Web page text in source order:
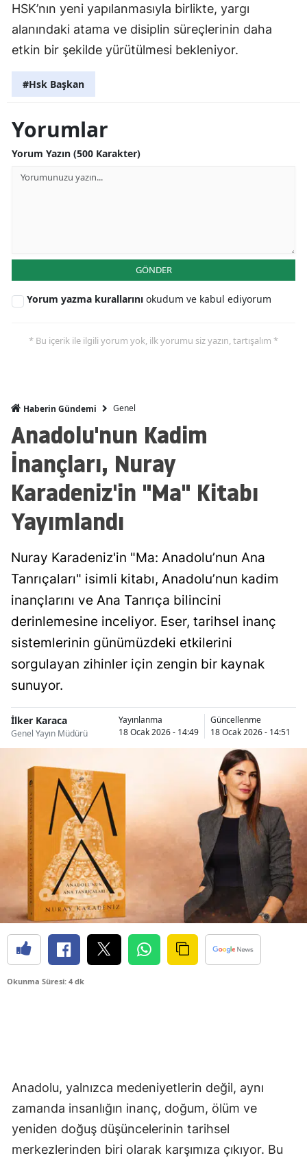
HSK’nın yeni yapılanmasıyla birlikte, yargı
alanındaki atama ve disiplin süreçlerinin daha
etkin bir şekilde yürütülmesi bekleniyor.
#Hsk Başkan
Yorumlar
Yorum Yazın (500 Karakter)
GÖNDER
Yorum yazma kurallarını okudum ve kabul ediyorum
* Bu içerik ile ilgili yorum yok, ilk yorumu siz yazın, tartışalım *
Haberin Gündemi Genel
Anadolu'nun Kadim
İnançları, Nuray
Karadeniz'in "Ma" Kitabı
Yayımlandı
Nuray Karadeniz'in "Ma: Anadolu’nun Ana
Tanrıçaları" isimli kitabı, Anadolu’nun kadim
inançlarını ve Ana Tanrıça bilincini
derinlemesine inceliyor. Eser, tarihsel inanç
sistemlerinin günümüzdeki etkilerini
sorgulayan zihinler için zengin bir kaynak
sunuyor.
İlker Karaca
Genel Yayın Müdürü
Yayınlanma
18 Ocak 2026 - 14:49
Güncellenme
18 Ocak 2026 - 14:51
Okunma Süresi: 4 dk
Anadolu, yalnızca medeniyetlerin değil, aynı
zamanda insanlığın inanç, doğum, ölüm ve
yeniden doğuş düşüncelerinin tarihsel
merkezlerinden biri olarak karşımıza çıkıyor. Bu